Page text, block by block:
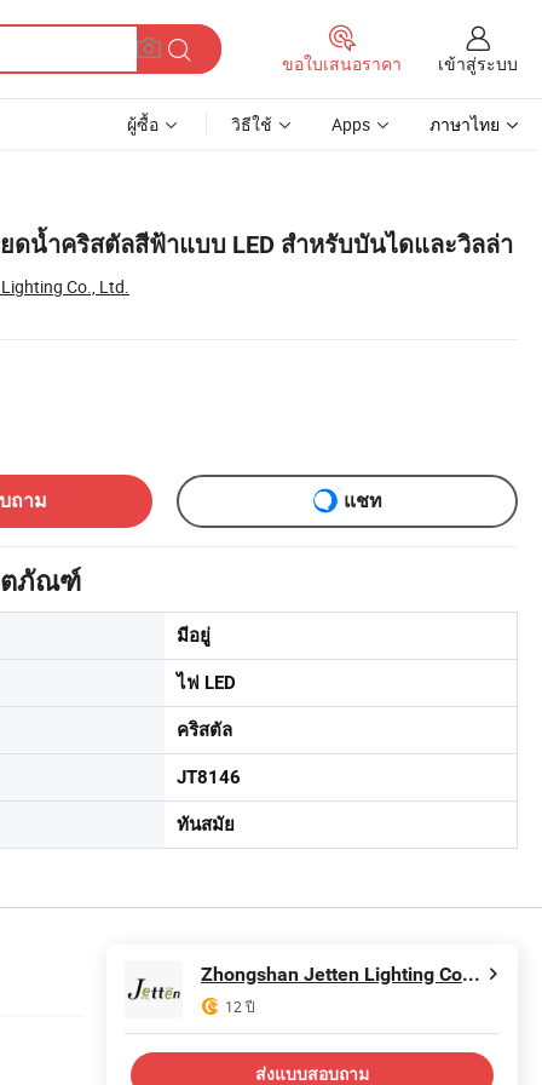
ขอใบเสนอราคา เข้าสู่ระบบ
ผู้ซื้อ วิธีใช้ Apps ภาษาไทย
ดน้ำคริสตัลสีฟ้าแบบ LED สำหรับบันไดและวิลล่า
Co., Ltd.
ถาม แชท
ตภัณฑ์
มีอยู่
ไฟ LED
คริสตัล
JT8146
ทันสมัย
Zhongshan Jetten Lighting Co., Ltd.
12 ปี
ส่งแบบสอบถาม